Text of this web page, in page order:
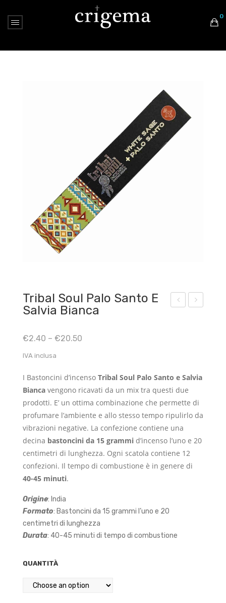
0
Nessun prodotto nel carrello.
ang
elo
nca
e
and
Tribal Soul Palo Santo E
Salvia Bianca
€2.40 – €20.50
IVA inclusa
I Bastoncini d’incenso Tribal Soul Palo Santo e Salvia
Bianca vengono ricavati da un mix tra questi due
prodotti. E’ un ottima combinazione che permette di
profumare l’ambiente e allo stesso tempo ripulirlo da
vibrazioni negative. La confezione contiene una
decina bastoncini da 15 grammi d’incenso l’uno e 20
centimetri di lunghezza. Ogni scatola contiene 12
confezioni. Il tempo di combustione è in genere di
40-45 minuti.
Origine: India
Formato: Bastoncini da 15 grammi l’uno e 20
centimetri di lunghezza
Durata: 40-45 minuti di tempo di combustione
QUANTITÀ